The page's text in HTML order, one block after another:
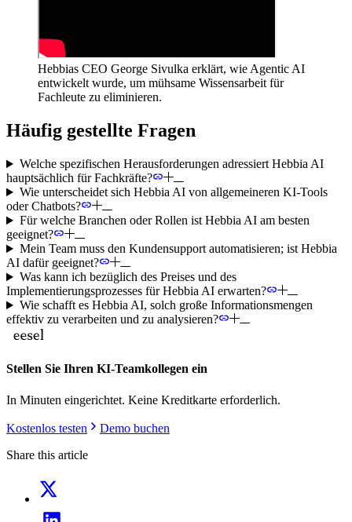
Hebbias CEO George Sivulka erklärt, wie Agentic AI
entwickelt wurde, um mühsame Wissensarbeit für
Fachleute zu eliminieren.
Häufig gestellte Fragen
Welche spezifischen Herausforderungen adressiert Hebbia AI
hauptsächlich für Fachkräfte?
Wie unterscheidet sich Hebbia AI von allgemeineren KI-Tools
oder Chatbots?
Für welche Branchen oder Rollen ist Hebbia AI am besten
geeignet?
Mein Team muss den Kundensupport automatisieren; ist Hebbia
AI dafür geeignet?
Was kann ich bezüglich des Preises und des
Implementierungsprozesses für Hebbia AI erwarten?
Wie schafft es Hebbia AI, solch große Informationsmengen
effektiv zu verarbeiten und zu analysieren?
Stellen Sie Ihren KI-Teamkollegen ein
In Minuten eingerichtet. Keine Kreditkarte erforderlich.
Kostenlos testen
Demo buchen
Share this article